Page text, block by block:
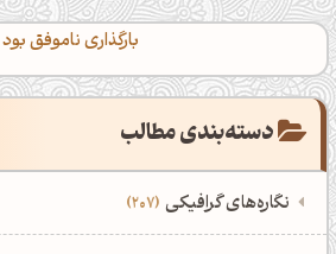
بارگذاری ناموفق بود
دسته‌بندی مطالب
نگاره‌های گرافیکی 207